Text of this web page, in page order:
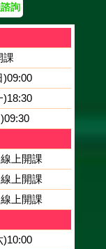
詢
課
)09:00
)18:30
上開課
上開課
上開課
)10:00